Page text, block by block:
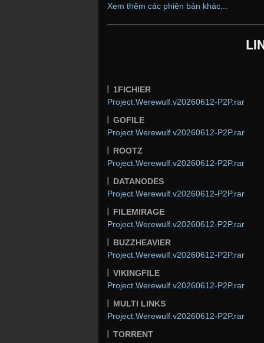
Xem thêm các phiên bản khác...
1FICHIER
Project.Werewulf.v20260612-P2P.rar
GOFILE
Project.Werewulf.v20260612-P2P.rar
ROOTZ
Project.Werewulf.v20260612-P2P.rar
DATANODES
Project.Werewulf.v20260612-P2P.rar
FILEMIRAGE
Project.Werewulf.v20260612-P2P.rar
BUZZHEAVIER
Project.Werewulf.v20260612-P2P.rar
VIKINGFILE
Project.Werewulf.v20260612-P2P.rar
MULTI LINKS
Project.Werewulf.v20260612-P2P.rar
TORRENT